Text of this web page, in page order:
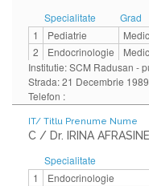
Specialitate
Grad
1
Pediatrie
2
Endocrinologie
Institutie: SCM Radusan -
Strada: 21 Decembrie
Telefon :
IT/ Titlu Prenume Nume
C / Dr. IRINA
Specialitate
1
Endocrinologie